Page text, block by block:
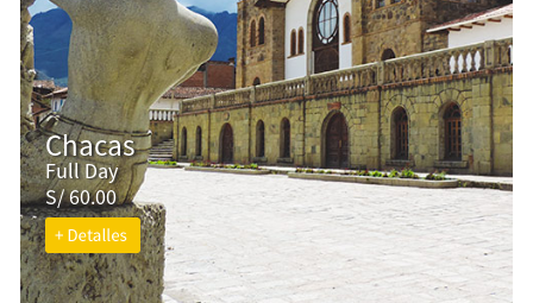
Chacas
Full Day
S/ 60.00